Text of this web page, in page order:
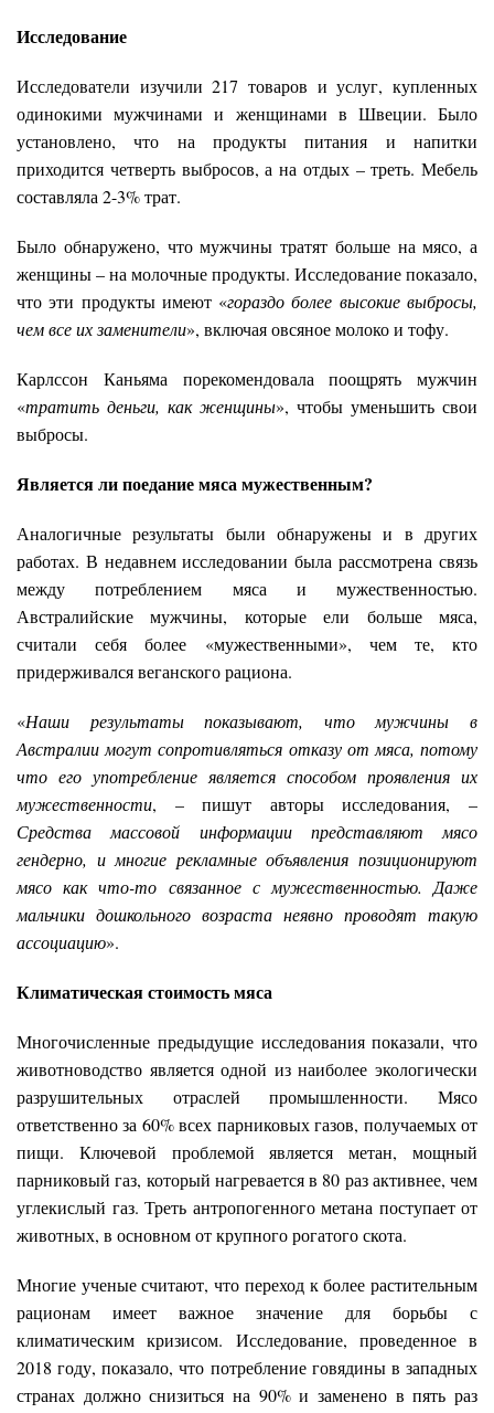
Исследование
Исследователи изучили 217 товаров и услуг, купленных
одинокими мужчинами и женщинами в Швеции. Было
установлено, что на продукты питания и напитки
приходится четверть выбросов, а на отдых – треть. Мебель
составляла 2-3% трат.
Было обнаружено, что мужчины тратят больше на мясо, а
женщины – на молочные продукты. Исследование показало,
что эти продукты имеют «гораздо более высокие выбросы,
чем все их заменители», включая овсяное молоко и тофу.
Карлссон Каньяма порекомендовала поощрять мужчин
«тратить деньги, как женщины», чтобы уменьшить свои
выбросы.
Является ли поедание мяса мужественным?
Аналогичные результаты были обнаружены и в других
работах. В недавнем исследовании была рассмотрена связь
между потреблением мяса и мужественностью.
Австралийские мужчины, которые ели больше мяса,
считали себя более «мужественными», чем те, кто
придерживался веганского рациона.
«Наши результаты показывают, что мужчины в
Австралии могут сопротивляться отказу от мяса, потому
что его употребление является способом проявления их
мужественности, – пишут авторы исследования, –
Средства массовой информации представляют мясо
гендерно, и многие рекламные объявления позиционируют
мясо как что-то связанное с мужественностью. Даже
мальчики дошкольного возраста неявно проводят такую
ассоциацию».
Климатическая стоимость мяса
Многочисленные предыдущие исследования показали, что
животноводство является одной из наиболее экологически
разрушительных отраслей промышленности. Мясо
ответственно за 60% всех парниковых газов, получаемых от
пищи. Ключевой проблемой является метан, мощный
парниковый газ, который нагревается в 80 раз активнее, чем
углекислый газ. Треть антропогенного метана поступает от
животных, в основном от крупного рогатого скота.
Многие ученые считают, что переход к более растительным
рационам имеет важное значение для борьбы с
климатическим кризисом. Исследование, проведенное в
2018 году, показало, что потребление говядины в западных
странах должно снизиться на 90% и заменено в пять раз